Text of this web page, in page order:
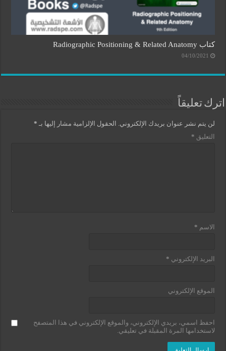
كتاب Radiographic Positioning & Related Anatomy
04/10/2021
اترك تعليقاً
لن يتم نشر عنوان بريدك الإلكتروني. الحقول الإلزامية مشار إليها بـ *
التعليق *
الاسم *
البريد الإلكتروني *
الموقع الإلكتروني
احفظ اسمي، بريدي الإلكتروني، والموقع الإلكتروني في هذا المتصفح
لاستخدامها المرة المقبلة في تعليقي.